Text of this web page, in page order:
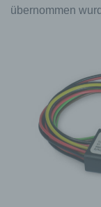
übernommen